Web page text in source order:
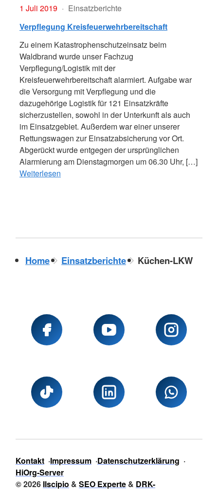
1 Juli 2019
Einsatzberichte
Verpflegung Kreisfeuerwehrbereitschaft
Zu einem Katastrophenschutzeinsatz beim
Waldbrand wurde unser Fachzug
Verpflegung/Logistik mit der
Kreisfeuerwehrbereitschaft alarmiert. Aufgabe war
die Versorgung mit Verpflegung und die
dazugehörige Logistik für 121 Einsatzkräfte
sicherzustellen, sowohl in der Unterkunft als auch
im Einsatzgebiet. Außerdem war einer unserer
Rettungswagen zur Einsatzabsicherung vor Ort.
Abgerückt wurde entgegen der ursprünglichen
Alarmierung am Dienstagmorgen um 06.30 Uhr, […]
Weiterlesen
Home Einsatzberichte Küchen-LKW
Kontakt Impressum Datenschutzerklärung
HiOrg-Server
© 2026 Ilscipio & SEO Experte & DRK-